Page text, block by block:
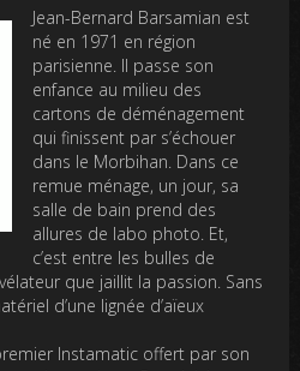
Jean-Bernard Barsamian est
né en 1971 en région
parisienne. Il passe son
enfance au milieu des
cartons de déménagement
qui finissent par s’échouer
dans le Morbihan. Dans ce
remue ménage, un jour, sa
salle de bain prend des
allures de labo photo. Et,
c’est entre les bulles de
que jaillit la passion. Sans
d’une lignée d’aïeux
Instamatic offert par son